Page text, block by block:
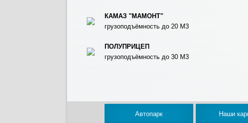
КАМАЗ "МАМОНТ"
грузоподъёмность до 20 М3
ПОЛУПРИЦЕП
грузоподъёмность до 30 М3
Автопарк Наши